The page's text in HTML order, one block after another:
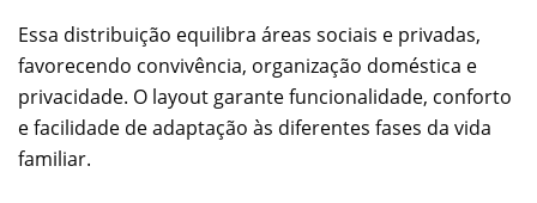
Essa distribuição equilibra áreas sociais e privadas,
favorecendo convivência, organização doméstica e
privacidade. O layout garante funcionalidade, conforto
e facilidade de adaptação às diferentes fases da vida
familiar.